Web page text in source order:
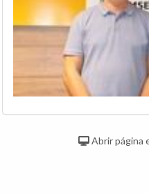
Abrir página